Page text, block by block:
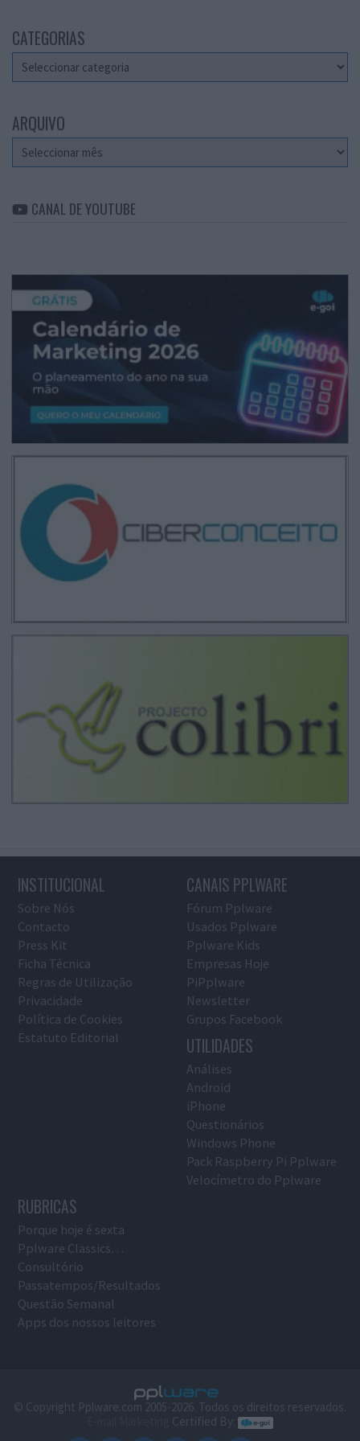
CATEGORIAS
Categorias
ARQUIVO
Arquivo
CANAL DE YOUTUBE
INSTITUCIONAL
Sobre Nós
Contacto
Press Kit
Ficha Técnica
Regras de Utilização
Privacidade
Política de Cookies
Estatuto Editorial
CANAIS PPLWARE
Fórum Pplware
Usados Pplware
Pplware Kids
Empresas Hoje
PiPplware
Newsletter
Grupos Facebook
UTILIDADES
Análises
Android
iPhone
Questionários
Windows Phone
Pack Raspberry Pi Pplware
Velocímetro do Pplware
RUBRICAS
Porque hoje é sexta
Pplware Classics…
Consultório
Passatempos/Resultados
Questão Semanal
Apps dos nossos leitores
© Copyright Pplware.com 2005-2026. Todos os direitos reservados.
Certified By: